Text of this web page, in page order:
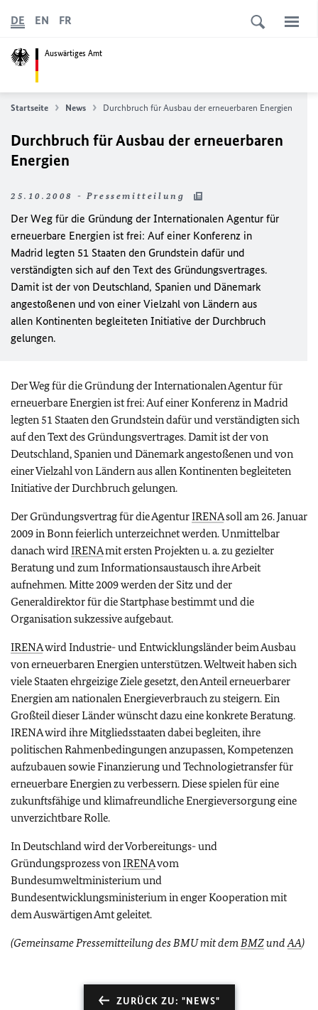
Auswärtiges Amt
DE EN FR
Startseite News Durchbruch für Ausbau der erneuerbaren Energien
Durchbruch für Ausbau der erneuerbaren
Energien
25.10.2008 - Pressemitteilung
Der Weg für die Gründung der Internationalen Agentur für
erneuerbare Energien ist frei: Auf einer Konferenz in
Madrid legten 51 Staaten den Grundstein dafür und
verständigten sich auf den Text des Gründungsvertrages.
Damit ist der von Deutschland, Spanien und Dänemark
angestoßenen und von einer Vielzahl von Ländern aus
allen Kontinenten begleiteten Initiative der Durchbruch
gelungen.
Der Weg für die Gründung der Internationalen Agentur für
erneuerbare Energien ist frei: Auf einer Konferenz in Madrid
legten 51 Staaten den Grundstein dafür und verständigten sich
auf den Text des Gründungsvertrages. Damit ist der von
Deutschland, Spanien und Dänemark angestoßenen und von
einer Vielzahl von Ländern aus allen Kontinenten begleiteten
Initiative der Durchbruch gelungen.
Der Gründungsvertrag für die AgenturIRENAsoll am 26. Januar
2009 in Bonn feierlich unterzeichnet werden. Unmittelbar
danach wirdIRENAmit ersten Projekten u. a. zu gezielter
Beratung und zum Informationsaustausch ihre Arbeit
aufnehmen. Mitte 2009 werden der Sitz und der
Generaldirektor für die Startphase bestimmt und die
Organisation sukzessive aufgebaut.
IRENAwird Industrie- und Entwicklungsländer beim Ausbau
von erneuerbaren Energien unterstützen. Weltweit haben sich
viele Staaten ehrgeizige Ziele gesetzt, den Anteil erneuerbarer
Energien am nationalen Energieverbrauch zu steigern. Ein
Großteil dieser Länder wünscht dazu eine konkrete Beratung.
IRENA wird ihre Mitgliedsstaaten dabei begleiten, ihre
politischen Rahmenbedingungen anzupassen, Kompetenzen
aufzubauen sowie Finanzierung und Technologietransfer für
erneuerbare Energien zu verbessern. Diese spielen für eine
zukunftsfähige und klimafreundliche Energieversorgung eine
unverzichtbare Rolle.
In Deutschland wird der Vorbereitungs- und
Gründungsprozess vonIRENAvom
Bundesumweltministerium und
Bundesentwicklungsministerium in enger Kooperation mit
dem Auswärtigen Amt geleitet.
(Gemeinsame Pressemitteilung des BMU mitdemBMZund AA)
ZURÜCK ZU: "NEWS"